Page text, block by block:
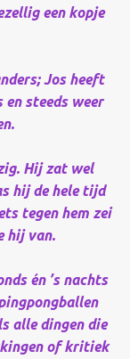
een kopje
Jos heeft
en steeds weer
Hij zat wel
hij de hele tijd
tegen hem zei
hij van.
én ’s nachts
alle dingen die
of kritiek